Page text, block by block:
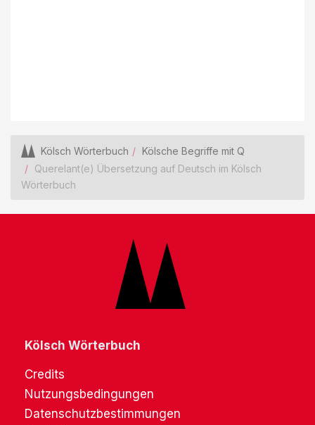
Kölsch Wörterbuch
Kölsche Begriffe mit Q
Querelant(e) Übersetzung auf Deutsch im Kölsch
Wörterbuch
Kölsch Wörterbuch
Credits
Nutzungsbedingungen
Datenschutzbestimmungen